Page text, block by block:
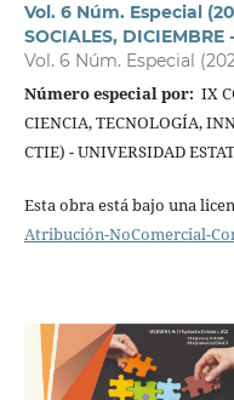
Vol. 6 Núm. Especial
SOCIALES, DICIEMBRE
Vol. 6 Núm. Especial
Número especial por: IX
CIENCIA, TECNOLOGÍA,
CTIE) - UNIVERSIDAD
Esta obra está bajo una
Atribución-NoComercial-